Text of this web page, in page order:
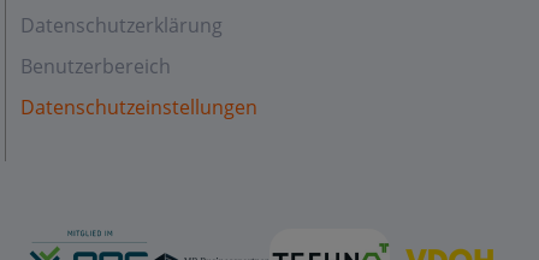
Datenschutzerklärung
Benutzerbereich
Datenschutzeinstellungen